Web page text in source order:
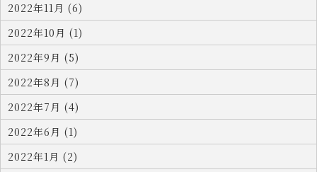
2022年11月 (6)
2022年10月 (1)
2022年9月 (5)
2022年8月 (7)
2022年7月 (4)
2022年6月 (1)
2022年1月 (2)